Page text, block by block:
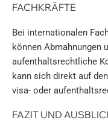
FACHKRÄFTE
Bei internationalen
können Abmahnungen
aufenthaltsrechtliche
kann sich direkt auf
visa- oder
FAZIT UND